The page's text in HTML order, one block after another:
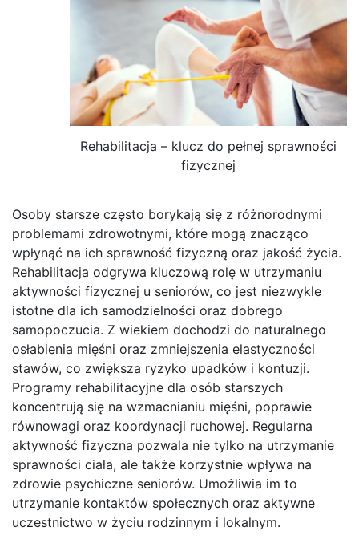
Rehabilitacja – klucz do pełnej sprawności
fizycznej
Osoby starsze często borykają się z różnorodnymi
problemami zdrowotnymi, które mogą znacząco
wpłynąć na ich sprawność fizyczną oraz jakość życia.
Rehabilitacja odgrywa kluczową rolę w utrzymaniu
aktywności fizycznej u seniorów, co jest niezwykle
istotne dla ich samodzielności oraz dobrego
samopoczucia. Z wiekiem dochodzi do naturalnego
osłabienia mięśni oraz zmniejszenia elastyczności
stawów, co zwiększa ryzyko upadków i kontuzji.
Programy rehabilitacyjne dla osób starszych
koncentrują się na wzmacnianiu mięśni, poprawie
równowagi oraz koordynacji ruchowej. Regularna
aktywność fizyczna pozwala nie tylko na utrzymanie
sprawności ciała, ale także korzystnie wpływa na
zdrowie psychiczne seniorów. Umożliwia im to
utrzymanie kontaktów społecznych oraz aktywne
uczestnictwo w życiu rodzinnym i lokalnym.